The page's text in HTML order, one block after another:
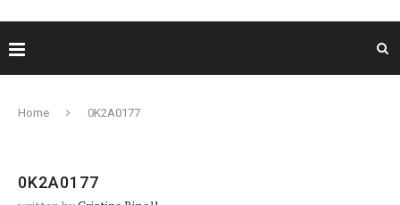
Home 0K2A0177
0K2A0177